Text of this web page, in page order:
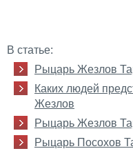
В статье:
Рыцарь Жезлов
Каких людей
Жезлов
Рыцарь Жезлов
Рыцарь Посохов